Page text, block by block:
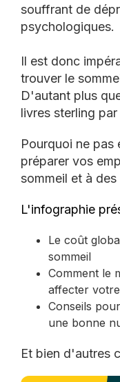
souffrant de
psychologiques.
Il est donc
trouver le
D'autant plus
livres sterling
Pourquoi ne pas
préparer vos
sommeil et à des
L'infographie
Le coût
sommeil
Comment le
affecter
Conseils
une bonne
Et bien d'autres